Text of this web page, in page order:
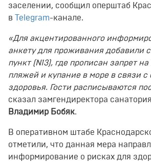
заселении, сообщил оперштаб
в
Telegram-канале.
«Для акцентированного
анкету для проживания добавили
пункт (N13), где прописан запрет
пляжей и купание в море в связи с
здоровья. Гости расписываются
сказал замгендиректора
Владимир Бобяк.
В оперативном штабе
отметили, что данная мера
информирование о рисках для